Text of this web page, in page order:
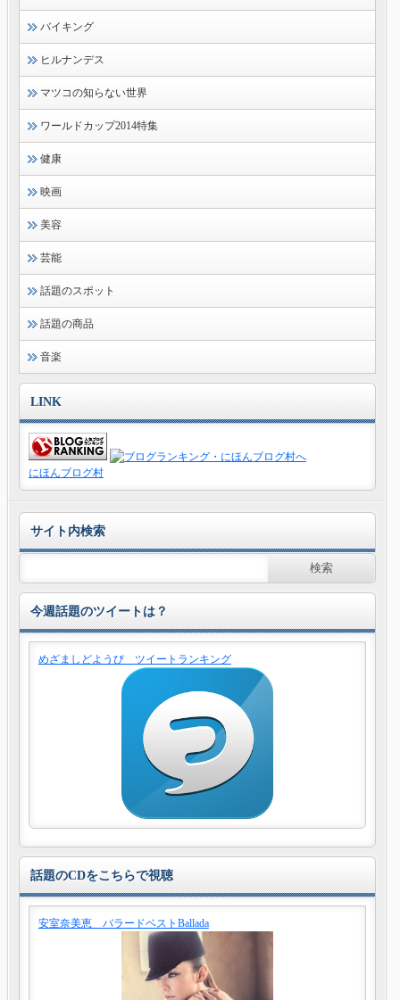
バイキング
ヒルナンデス
マツコの知らない世界
ワールドカップ2014特集
健康
映画
美容
芸能
話題のスポット
話題の商品
音楽
LINK
にほんブログ村
サイト内検索
今週話題のツイートは？
めざましどようび ツイートランキング
話題のCDをこちらで視聴
安室奈美恵 バラードベストBallada